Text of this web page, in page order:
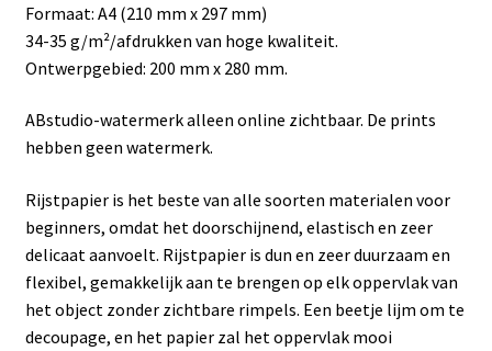
Formaat: A4 (210 mm x 297 mm)
34-35 g/m²/afdrukken van hoge kwaliteit.
Ontwerpgebied: 200 mm x 280 mm.
ABstudio-watermerk alleen online zichtbaar. De prints
hebben geen watermerk.
Rijstpapier is het beste van alle soorten materialen voor
beginners, omdat het doorschijnend, elastisch en zeer
delicaat aanvoelt. Rijstpapier is dun en zeer duurzaam en
flexibel, gemakkelijk aan te brengen op elk oppervlak van
het object zonder zichtbare rimpels. Een beetje lijm om te
decoupage, en het papier zal het oppervlak mooi